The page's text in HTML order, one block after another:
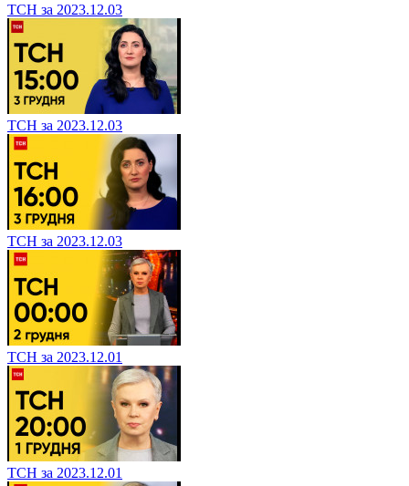
ТСН за 2023.12.03
ТСН за 2023.12.03
ТСН за 2023.12.03
ТСН за 2023.12.01
ТСН за 2023.12.01